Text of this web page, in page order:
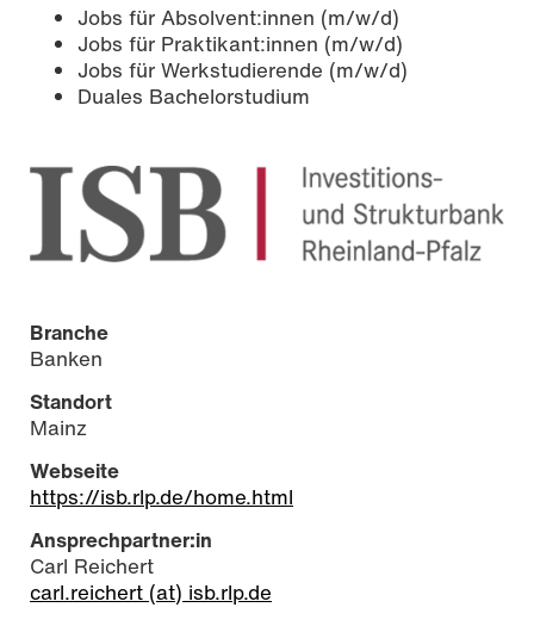
Jobs für Absolvent:innen (m/w/d)
Jobs für Praktikant:innen (m/w/d)
Jobs für Werkstudierende (m/w/d)
Duales Bachelorstudium
Branche
Banken
Standort
Mainz
Webseite
https://isb.rlp.de/home.html
Ansprechpartner:in
Carl Reichert
carl.reichert (at) isb.rlp.de